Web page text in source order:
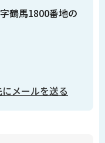
鶴馬1800番地の
メールを送る